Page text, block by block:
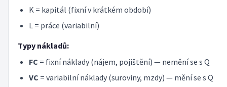
K = kapitál (fixní v krátkém období)
L = práce (variabilní)
Typy nákladů:
FC = fixní náklady (nájem, pojištění) — nemění se s Q
VC = variabilní náklady (suroviny, mzdy) — mění se s Q